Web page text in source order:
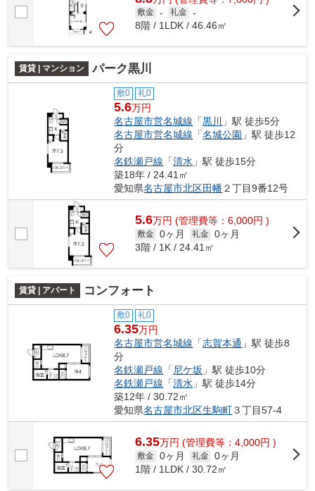
敷金 - 礼金 -
8階 / 1LDK / 46.46㎡
賃貸 | マンション パーク黒川
敷0 礼0
5.6万円
名古屋市営名城線 「黒川
」駅 徒歩5分
名古屋市営名城線 「名城公園 」駅 徒歩12
分
名鉄瀬戸線 「清水 」駅 徒歩15分
築18年 / 24.41㎡
愛知県名古屋市北区田幡２丁目9番12号
5.6万円 (管理費等：6,000円 )
敷金 0ヶ月 礼金 0ヶ月
3階 / 1K / 24.41㎡
賃貸 | アパート コンフォート
敷0 礼0
6.35万円
名古屋市営名城線 「志賀本通 」駅 徒歩8
分
名鉄瀬戸線 「尼ケ坂 」駅 徒歩10分
名鉄瀬戸線 「清水 」駅 徒歩14分
築12年 / 30.72㎡
愛知県名古屋市北区生駒町３丁目57-4
6.35万円 (管理費等：4,000円 )
敷金 0ヶ月 礼金 0ヶ月
1階 / 1LDK / 30.72㎡